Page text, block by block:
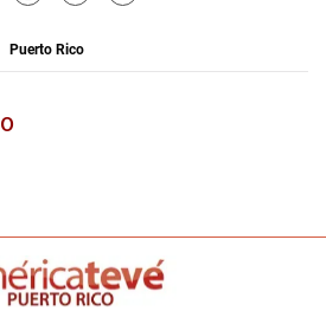
Puerto Rico